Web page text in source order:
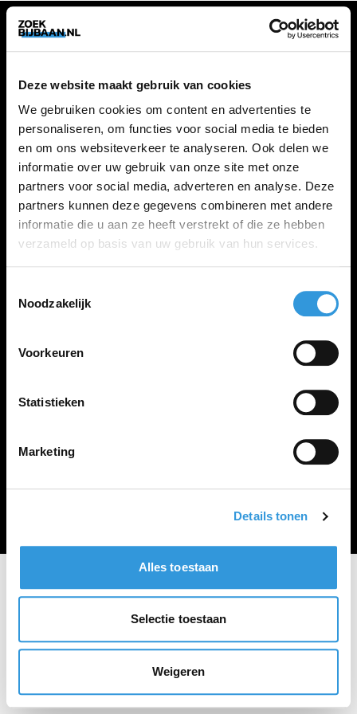
Deze website maakt gebruik van cookies
We gebruiken cookies om content en advertenties te
personaliseren, om functies voor social media te bieden
en om ons websiteverkeer te analyseren. Ook delen we
informatie over uw gebruik van onze site met onze
partners voor social media, adverteren en analyse. Deze
partners kunnen deze gegevens combineren met andere
informatie die u aan ze heeft verstrekt of die ze hebben
verzameld op basis van uw gebruik van hun services.
Noodzakelijk
Voorkeuren
Statistieken
Marketing
Details tonen
Alles toestaan
Selectie toestaan
Weigeren
ZOEKBIJBAAN
FAQ
Kennis maken met MELON
VACATURES
Alle vacatures